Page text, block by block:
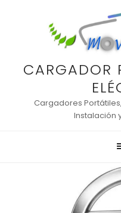
CARGADOR
Cargadores
Instalación